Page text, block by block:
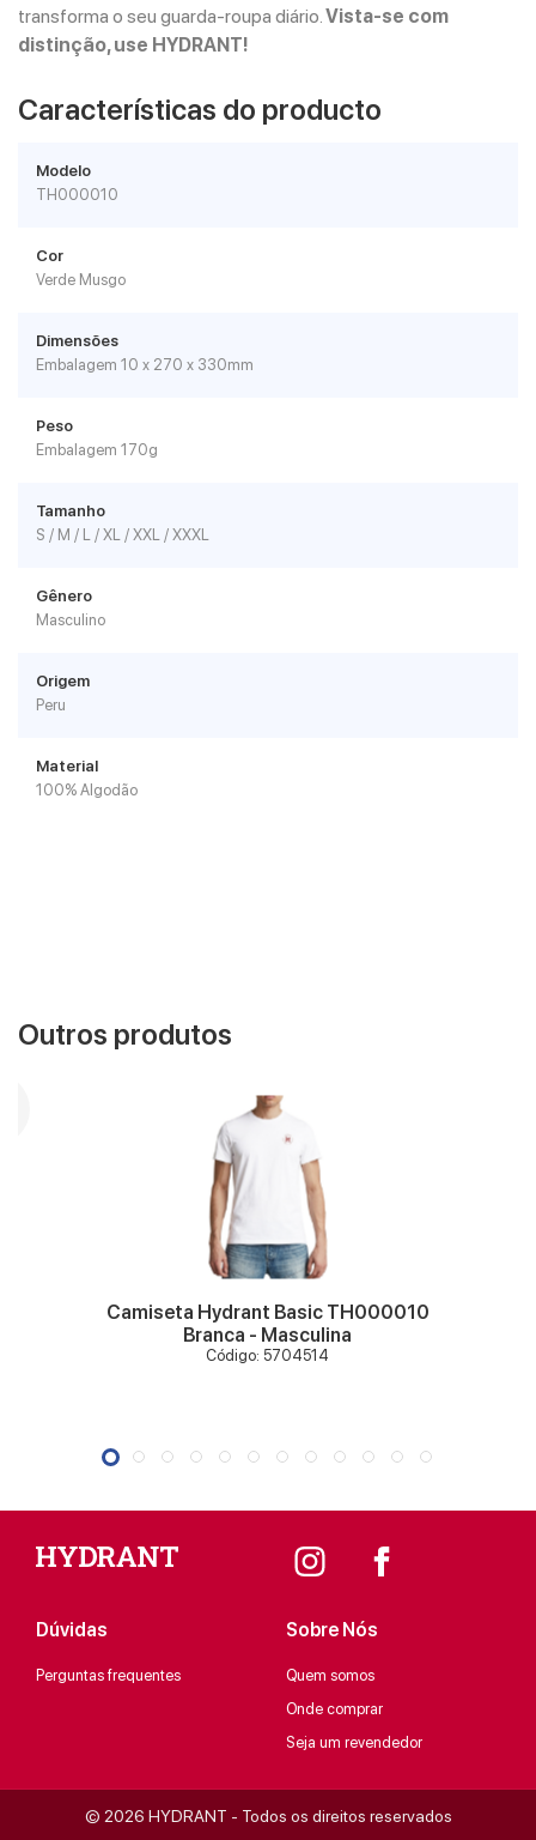
transforma o seu guarda-roupa diário.Vista-se com
distinção, use HYDRANT!
Características do producto
Modelo
TH000010
Cor
Verde Musgo
Dimensões
Embalagem 10 x 270 x 330mm
Peso
Embalagem 170g
Tamanho
S / M / L / XL / XXL / XXXL
Gênero
Masculino
Origem
Peru
Material
100% Algodão
Outros produtos
VER MAIS
Camiseta Hydrant Basic TH000010
Branca - Masculina
Código: 5704514
Dúvidas
Perguntas frequentes
Sobre Nós
Quem somos
Onde comprar
Seja um revendedor
© 2026 HYDRANT - Todos os direitos reservados